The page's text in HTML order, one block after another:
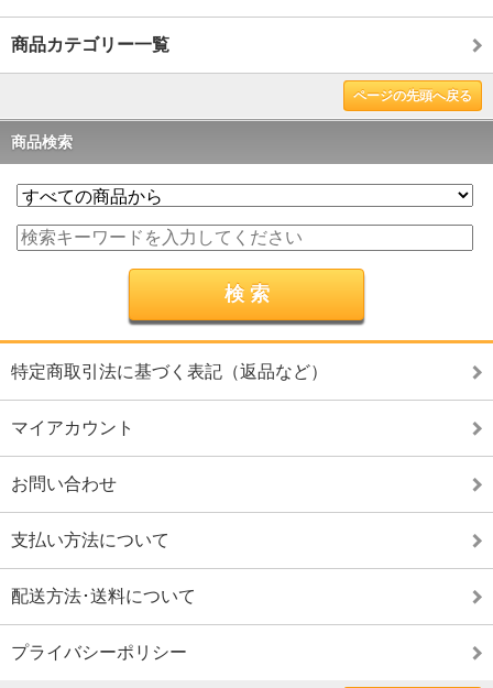
商品カテゴリー一覧
ページの先頭へ戻る
商品検索
特定商取引法に基づく表記（返品など）
マイアカウント
お問い合わせ
支払い方法について
配送方法･送料について
プライバシーポリシー